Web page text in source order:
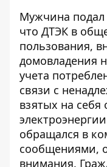
Мужчина подал
что ДТЭК в
пользования,
домовладения
учета
связи с
взятых на себя
обращался в
сообщениями,
внимания.